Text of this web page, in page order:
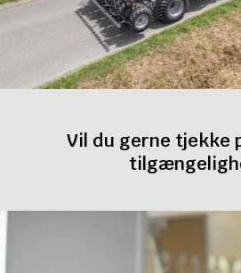
Vil du gerne tjekke